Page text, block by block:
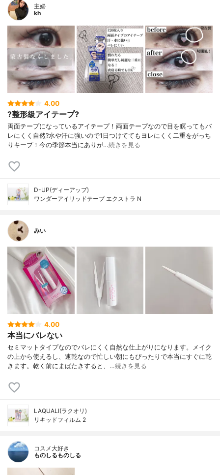
主婦
kh
4.00
?整形級アイテープ?
両面テープになっているアイテープ！両面テープなので目を瞑ってもバ
レにくく自然?水や汗に強いので1日つけててもヨレにくく二重をがっち
りキープ！今の季節本当にありが…続きを見る
D-UP(ディーアップ)
ワンダーアイリッドテープ エクストラ N
みい
4.00
本当にバレない
セミマットタイプなのでバレにくく自然な仕上がりになります。メイク
の上から使えるし、速乾なので忙しい朝にもぴったりで本当にすぐに乾
きます。乾く前にまばたきすると、…続きを見る
LAQUALI(ラクオリ)
リキッドフィルム 2
コスメ大好き
ものしるものしる